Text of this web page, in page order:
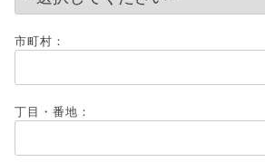
市町村：
丁目・番地：